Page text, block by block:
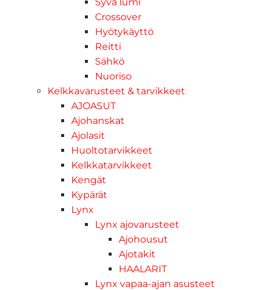
Crossover
Hyötykäyttö
Reitti
Sähkö
Nuoriso
Kelkkavarusteet & tarvikkeet
AJOASUT
Ajohanskat
Ajolasit
Huoltotarvikkeet
Kelkkatarvikkeet
Kengät
Kypärät
Lynx
Lynx ajovarusteet
Ajohousut
Ajotakit
HAALARIT
Lynx vapaa-ajan asusteet